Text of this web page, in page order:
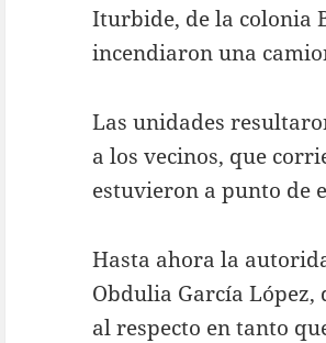
Iturbide, de la colonia
incendiaron una
Las unidades
a los vecinos, que
estuvieron a punto de
Hasta ahora la
Obdulia García
al respecto en tanto